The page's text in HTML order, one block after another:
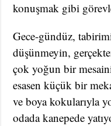
konuşmak gibi
Gece-gündüz,
düşünmeyin,
çok yoğun bir
esasen küçük bir
ve boya kokularıyla
odada kanepede